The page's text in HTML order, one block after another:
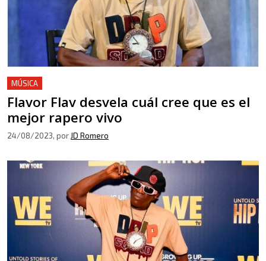
MÚSICA
Flavor Flav desvela cuál cree que es el
mejor rapero vivo
24/08/2023, por JD Romero